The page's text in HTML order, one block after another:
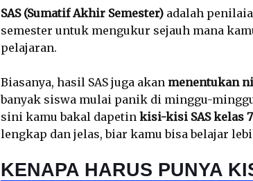
SAS (Sumatif Akhir Semester) adalah
semester untuk mengukur sejauh mana
pelajaran.
Biasanya, hasil SAS juga akan menentukan
banyak siswa mulai panik di minggu-
sini kamu bakal dapetin kisi-kisi SAS kelas
lengkap dan jelas, biar kamu bisa belajar
KENAPA HARUS PUNYA